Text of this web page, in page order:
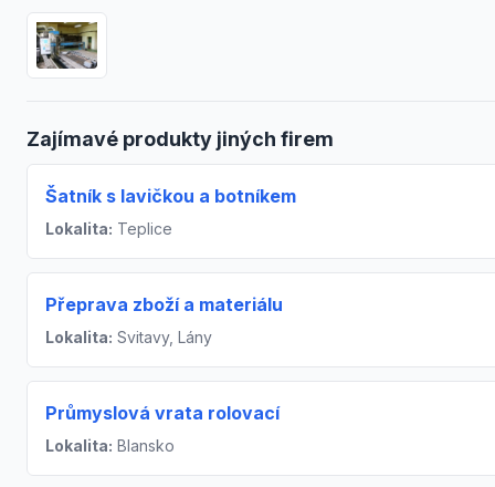
Zajímavé produkty jiných firem
Šatník s lavičkou a botníkem
Lokalita: Teplice
Přeprava zboží a materiálu
Lokalita: Svitavy, Lány
Průmyslová vrata rolovací
Lokalita: Blansko